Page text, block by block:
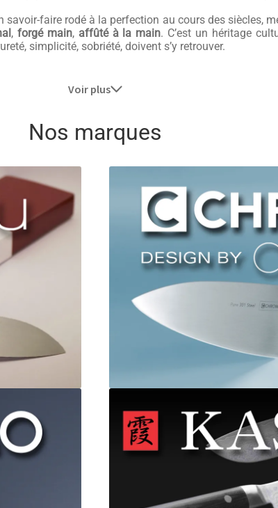
faire rodé à la perfection au cours des siècles,
, forgé main, affûté à la main. C’est un héritage
simplicité, sobriété, doivent s’y retrouver.
Voir plus
Nos marques